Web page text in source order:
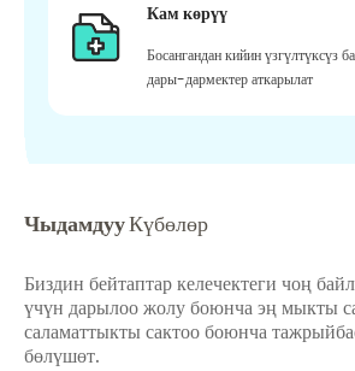
Кам көрүү
Босангандан кийин үзгүлтүксүз
дары-дармектер аткарылат
ЧыдамдууКүбөлөр
Биздин бейтаптар келечектеги чоң
үчүн дарылоо жолу боюнча эң мыкты
саламаттыкты сактоо боюнча
бөлүшөт.